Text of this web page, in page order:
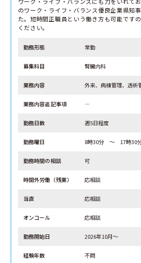
のワーク・ライフ・バランス優良企業県知
た。短時間正職員という働き方も可能です
ください。
勤務形態 常勤
募集科目 腎臓内科
業務内容 外来、病棟管理、透析
業務内容追記事項 ―
勤務日数 週5日程度
勤務曜日 8時30分 ～ 17時30
勤務時間の相談 可
時間外労働（残業） 応相談
当直 応相談
オンコール 応相談
勤務開始日 2026年10月～
経験年数 不問